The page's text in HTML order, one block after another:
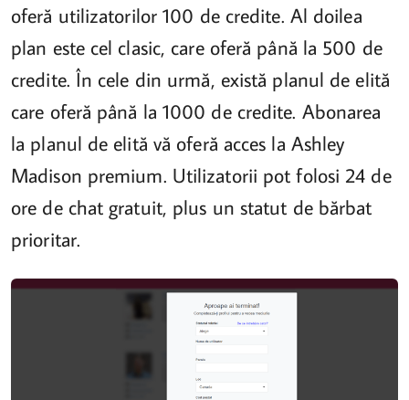
oferă utilizatorilor 100 de credite. Al doilea
plan este cel clasic, care oferă până la 500 de
credite. În cele din urmă, există planul de elită
care oferă până la 1000 de credite. Abonarea
la planul de elită vă oferă acces la Ashley
Madison premium. Utilizatorii pot folosi 24 de
ore de chat gratuit, plus un statut de bărbat
prioritar.